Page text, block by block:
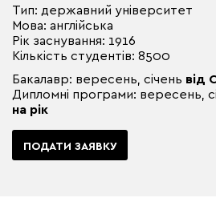
Тип: державний університет
Мова: англійська
Рік заснування: 1916
Кількість студентів: 8500
Бакалавр: вересень, січень від
Дипломні програми: вересень,
на рік
ПОДАТИ ЗАЯВКУ